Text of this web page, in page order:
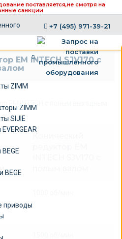
×
поставляется,не смотря на
санкции
+7 (495) 971-39-21
ZIMM
ZIMM
SIJIE
BEGE
приводы
EM INTECH SJV170 с